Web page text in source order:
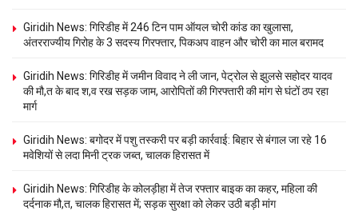
Giridih News: गिरिडीह में 246 टिन पाम ऑयल चोरी कांड का खुलासा,
अंतरराज्यीय गिरोह के 3 सदस्य गिरफ्तार, पिकअप वाहन और चोरी का माल बरामद
Giridih News: गिरिडीह में जमीन विवाद ने ली जान, पेट्रोल से झुलसे सहोदर यादव
की मौ,त के बाद श,व रख सड़क जाम, आरोपितों की गिरफ्तारी की मांग से घंटों ठप रहा
मार्ग
Giridih News: बगोदर में पशु तस्करी पर बड़ी कार्रवाई: बिहार से बंगाल जा रहे 16
मवेशियों से लदा मिनी ट्रक जब्त, चालक हिरासत में
Giridih News: गिरिडीह के कोलड़ीहा में तेज रफ्तार बाइक का कहर, महिला की
दर्दनाक मौ,त, चालक हिरासत में; सड़क सुरक्षा को लेकर उठी बड़ी मांग